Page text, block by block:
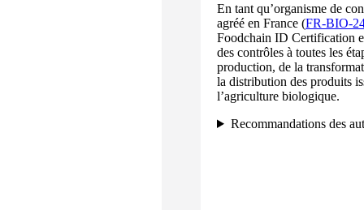
En tant qu’organisme de
agréé en France (FR-BIO-
Foodchain ID Certification
des contrôles à toutes les
production, de la
la distribution des produits
l’agriculture biologique.
Recommandations des